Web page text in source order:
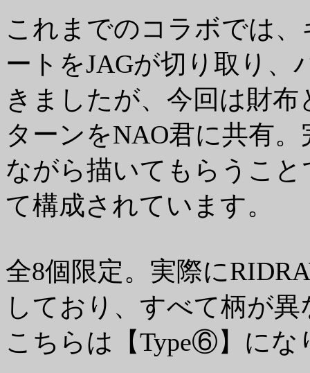
これまでのコラボでは
ートをJAGが切り取り
きましたが、今回は財
ターンをNAO君に共有
ながら描いてもらうこ
て構成されています。
全8個限定。実際に
しており、すべて柄が
こちらは【Type⑥】にな